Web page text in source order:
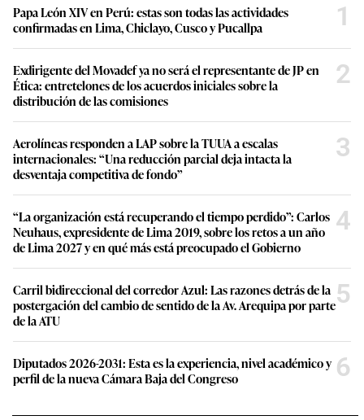
Papa León XIV en Perú: estas son todas las actividades
confirmadas en Lima, Chiclayo, Cusco y Pucallpa
1
Exdirigente del Movadef ya no será el representante de JP en
Ética: entretelones de los acuerdos iniciales sobre la
distribución de las comisiones
2
Aerolíneas responden a LAP sobre la TUUA a escalas
internacionales: “Una reducción parcial deja intacta la
desventaja competitiva de fondo”
3
“La organización está recuperando el tiempo perdido”: Carlos
Neuhaus, expresidente de Lima 2019, sobre los retos a un año
de Lima 2027 y en qué más está preocupado el Gobierno
4
Carril bidireccional del corredor Azul: Las razones detrás de la
postergación del cambio de sentido de la Av. Arequipa por parte
de la ATU
5
Diputados 2026-2031: Esta es la experiencia, nivel académico y
perfil de la nueva Cámara Baja del Congreso
6